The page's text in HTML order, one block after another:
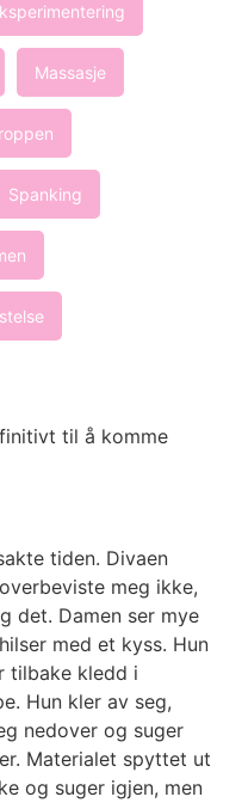
Massasje
Spanking
til å komme
tiden. Divaen
meg ikke,
det. Damen ser mye
med et kyss. Hun
tilbake kledd i
Hun kler av seg,
nedover og suger
Materialet spyttet ut
og suger igjen, men